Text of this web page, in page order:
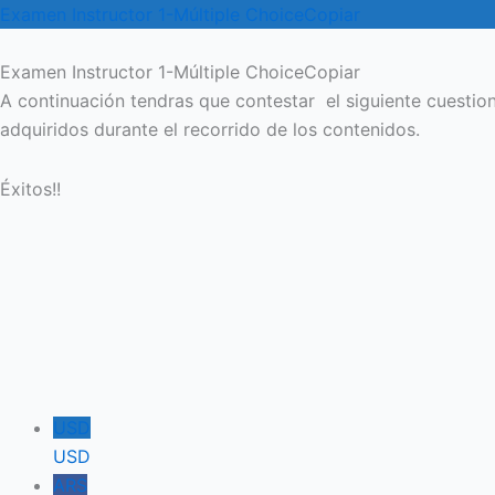
Examen Instructor 1-Múltiple ChoiceCopiar
Examen Instructor 1-Múltiple ChoiceCopiar
A continuación tendras que contestar el siguiente
adquiridos durante el recorrido de los contenidos.
Éxitos!!
USD
USD
ARS